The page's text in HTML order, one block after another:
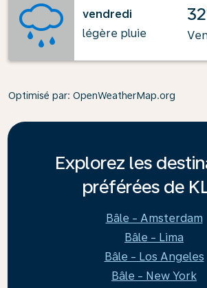
vendredi
légère pluie
Optimisé par: OpenWeatherMap.org
Explorez les
préférées de
Bâle - Amsterdam
Bâle - Lima
Bâle - Los Angeles
Bâle - New York